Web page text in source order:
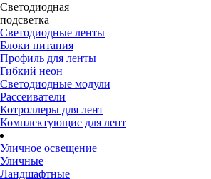
Светодиодная
подсветка
Светодиодные ленты
Блоки питания
Профиль для ленты
Гибкий неон
Светодиодные модули
Рассеиватели
Котроллеры для лент
Комплектующие для лент
Уличное освещение
Уличные
Ландшафтные